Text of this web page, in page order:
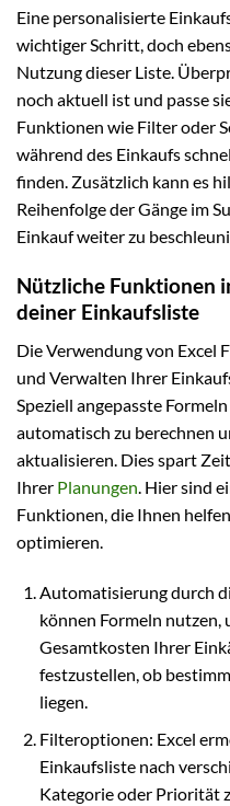
Eine personalisierte
wichtiger Schritt, doch
Nutzung dieser Liste.
noch aktuell ist und passe
Funktionen wie Filter oder
während des Einkaufs
finden. Zusätzlich kann es
Reihenfolge der Gänge im
Einkauf weiter zu
Nützliche Funktionen
deiner Einkaufsliste
Die Verwendung von Excel
und Verwalten Ihrer
Speziell angepasste
automatisch zu berechnen
aktualisieren. Dies spart
Ihrer Planungen. Hier sind
Funktionen, die Ihnen
optimieren.
Automatisierung durch
können Formeln nutzen,
Gesamtkosten Ihrer
festzustellen, ob
liegen.
Filteroptionen: Excel
Einkaufsliste nach
Kategorie oder Priorität